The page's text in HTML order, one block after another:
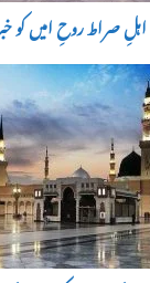
اہلِ صراط روحِ امیں کو